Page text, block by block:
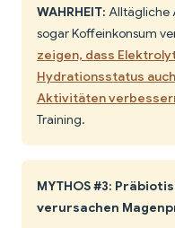
WAHRHEIT: Alltägliche
sogar Koffeinkonsum
zeigen, dass
Hydrationsstatus
Aktivitäten
Training.
MYTHOS #3:
verursachen